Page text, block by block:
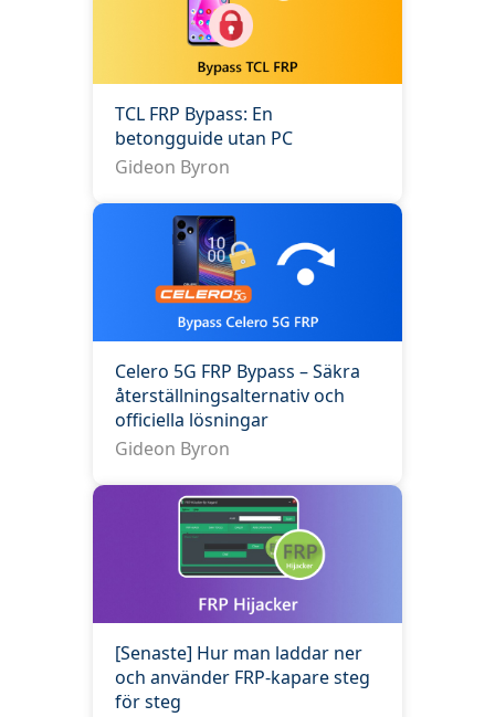
TCL FRP Bypass: En
betongguide utan PC
Gideon Byron
Celero 5G FRP Bypass – Säkra
återställningsalternativ och
officiella lösningar
Gideon Byron
[Senaste] Hur man laddar ner
och använder FRP-kapare steg
för steg